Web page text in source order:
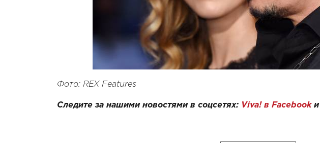
Фото: REX Features
Следите за нашими новостями в соцсетях: Viva! в Facebookи